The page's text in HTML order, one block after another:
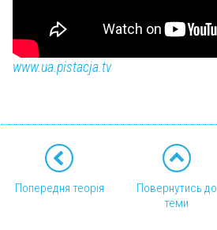
www.ua.pistacja.tv
Попередня теорія
Повернутись до
теми